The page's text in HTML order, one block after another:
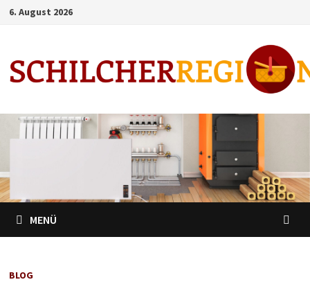
Zum6. August 2026
MENÜ
BLOG